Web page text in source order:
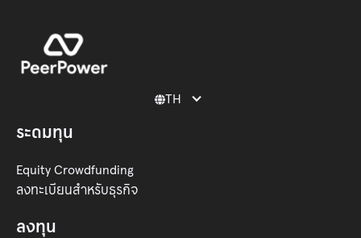
TH
ระดมทุน
Equity Crowdfunding
ลงทะเบียนสำหรับธุรกิจ
ลงทุน